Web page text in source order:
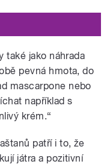
také jako náhrada
pevná hmota, do
mascarpone nebo
například s
krém.“
patří i to, že
játra a pozitivní